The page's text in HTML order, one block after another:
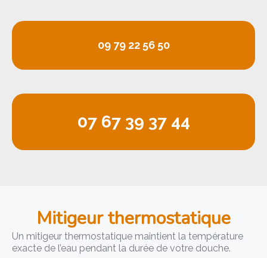
09 79 22 56 50
07 67 39 37 44
Mitigeur thermostatique
Un mitigeur thermostatique maintient la température
exacte de l’eau pendant la durée de votre douche.